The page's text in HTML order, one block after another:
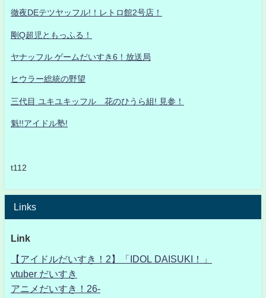
徹夜DEテツヤッフル!！レトロ館2号店！
剛Q超児ともっふる！
ヤナッフル ゲームだいすき6！放送局
ヒウラー総統の野望
三代目 ユキユキッフル 花のひうら組! 見参！
魁!!アイドル塾!
t112
Links
Link
【アイドルだいすき！2】「IDOL DAISUKI！」
vtuber だいすき
アニメだいすき！26-